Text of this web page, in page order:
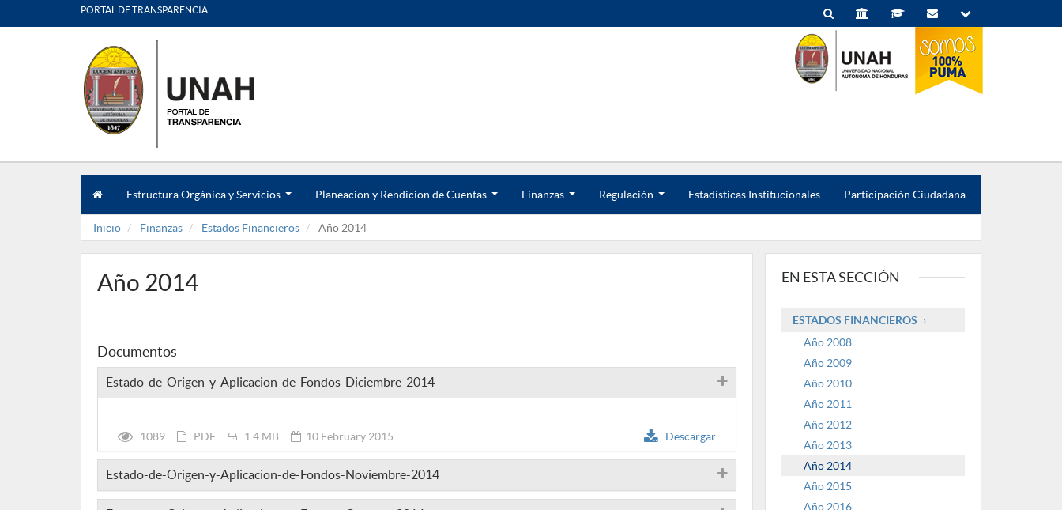
PORTAL DE TRANSPARENCIA
Estructura Orgánica y Servicios
.
.
Planeacion y Rendicion de Cuentas
.
Finanzas
.
Regulación
.
Estadísticas Institucionales Participación Ciudadana
Inicio Finanzas Estados Financieros Año 2014
Año 2014
Documentos
Estado-de-Origen-y-Aplicacion-de-Fondos-Diciembre-2014
1089 PDF 1.4 MB 10 February 2015 Descargar
Estado-de-Origen-y-Aplicacion-de-Fondos-Noviembre-2014
EN ESTA SECCIÓN
ESTADOS FINANCIEROS
Año 2008
Año 2009
Año 2010
Año 2011
Año 2012
Año 2013
Año 2014
Año 2015
Año 2016